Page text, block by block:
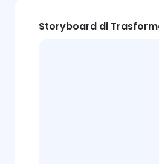
Storyboard di